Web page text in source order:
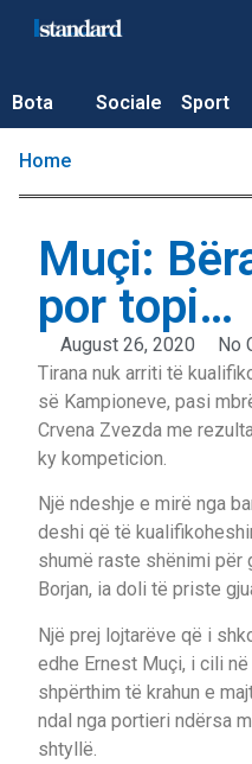
Bota Sociale Sport
Home
Muçi:
por topi…
August 26, 2020 No
Tirana nuk arriti të
së Kampioneve, pasi
Crvena Zvezda me
ky kompeticion.
Një ndeshje e mirë nga
deshi që të
shumë raste shënimi për
Borjan, ia doli të priste
Një prej lojtarëve që i
edhe Ernest Muçi, i cili
shpërthim të krahun e
ndal nga portieri ndërsa
shtyllë.